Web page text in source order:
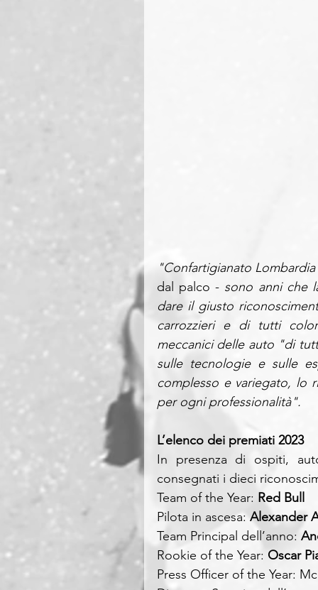
"Confartigianato
dal palco - sono anni che
dare il giusto
carrozzieri e di tutti
meccanici delle auto "di
sulle tecnologie e sulle
complesso e variegato, lo
per ogni professionalità".
L’elenco dei premiati 2023
In presenza di ospiti,
consegnati i dieci
Team of the Year: Red Bull
Pilota in ascesa: Alexander
Team Principal dell’anno:
Rookie of the Year: Oscar
Press Officer of the Year: